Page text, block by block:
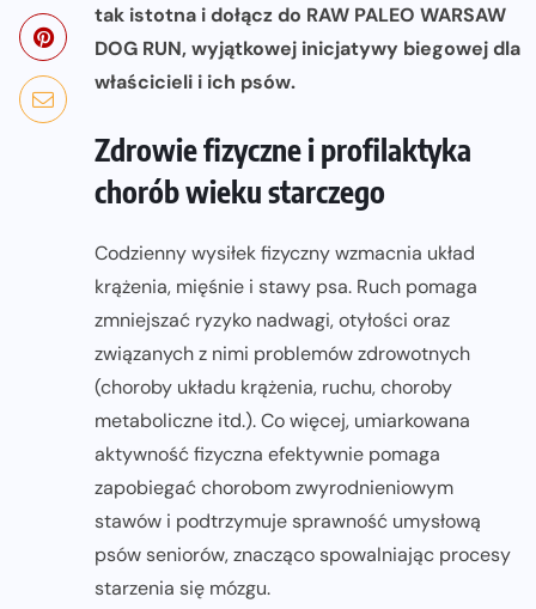
tak istotna i dołącz do RAW PALEO WARSAW
DOG RUN, wyjątkowej inicjatywy biegowej dla
właścicieli i ich psów.
Zdrowie fizyczne i profilaktyka
chorób wieku starczego
Codzienny wysiłek fizyczny wzmacnia układ
krążenia, mięśnie i stawy psa. Ruch pomaga
zmniejszać ryzyko nadwagi, otyłości oraz
związanych z nimi problemów zdrowotnych
(choroby układu krążenia, ruchu, choroby
metaboliczne itd.). Co więcej, umiarkowana
aktywność fizyczna efektywnie pomaga
zapobiegać chorobom zwyrodnieniowym
stawów i podtrzymuje sprawność umysłową
psów seniorów, znacząco spowalniając procesy
starzenia się mózgu.